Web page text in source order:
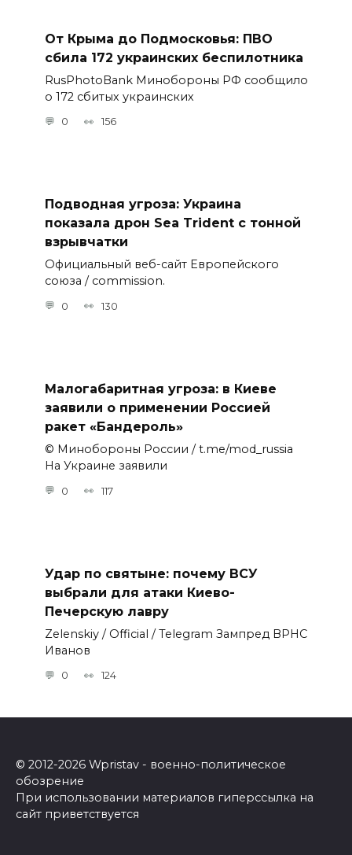
От Крыма до Подмосковья: ПВО
сбила 172 украинских беспилотника
RusPhotoBank Минобороны РФ сообщило
о 172 сбитых украинских
0 156
Подводная угроза: Украина
показала дрон Sea Trident с тонной
взрывчатки
Официальный веб-сайт Европейского
союза / commission.
0 130
Малогабаритная угроза: в Киеве
заявили о применении Россией
ракет «Бандероль»
© Минобороны России / t.me/mod_russia
На Украине заявили
0 117
Удар по святыне: почему ВСУ
выбрали для атаки Киево-
Печерскую лавру
Zеlеnskiу / Оfficiаl / Telegram Зампред ВРНС
Иванов
0 124
© 2012-2026 Wpristav - военно-политическое
обозрение
При использовании материалов гиперссылка на
сайт приветствуется